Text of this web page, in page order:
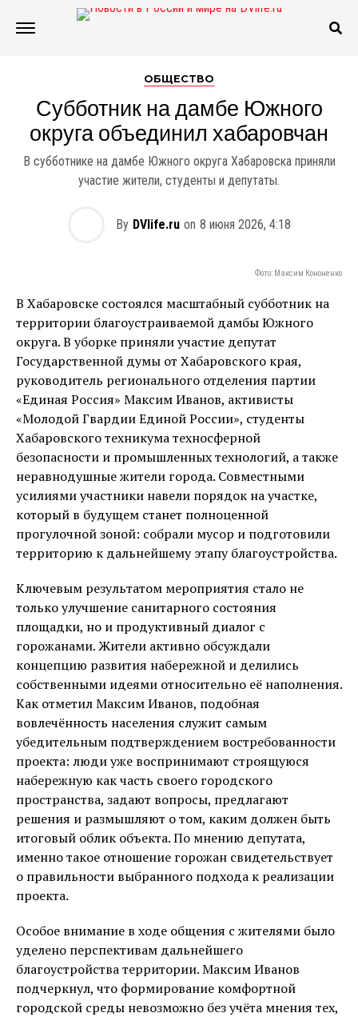
ОБЩЕСТВО
Субботник на дамбе Южного
округа объединил хабаровчан
В субботнике на дамбе Южного округа Хабаровска приняли
участие жители, студенты и депутаты.
By DVlife.ru on 8 июня 2026, 4:18
Фото: Максим Кононенко
В Хабаровске состоялся масштабный субботник на
территории благоустраиваемой дамбы Южного
округа. В уборке приняли участие депутат
Государственной думы от Хабаровского края,
руководитель регионального отделения партии
«Единая Россия» Максим Иванов, активисты
«Молодой Гвардии Единой России», студенты
Хабаровского техникума техносферной
безопасности и промышленных технологий, а также
неравнодушные жители города. Совместными
усилиями участники навели порядок на участке,
который в будущем станет полноценной
прогулочной зоной: собрали мусор и подготовили
территорию к дальнейшему этапу благоустройства.
Ключевым результатом мероприятия стало не
только улучшение санитарного состояния
площадки, но и продуктивный диалог с
горожанами. Жители активно обсуждали
концепцию развития набережной и делились
собственными идеями относительно её наполнения.
Как отметил Максим Иванов, подобная
вовлечённость населения служит самым
убедительным подтверждением востребованности
проекта: люди уже воспринимают строящуюся
набережную как часть своего городского
пространства, задают вопросы, предлагают
решения и размышляют о том, каким должен быть
итоговый облик объекта. По мнению депутата,
именно такое отношение горожан свидетельствует
о правильности выбранного подхода к реализации
проекта.
Особое внимание в ходе общения с жителями было
уделено перспективам дальнейшего
благоустройства территории. Максим Иванов
подчеркнул, что формирование комфортной
городской среды невозможно без учёта мнения тех,